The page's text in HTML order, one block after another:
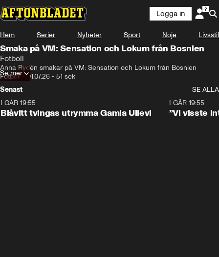
Logga in
Hem Serier Nyheter Sport Nöje Livsstil
Smaka på VM: Sensation och Lokum från Bosnien
Fotboll
Anna Rydén smakar på VM: Sensation och Lokum från Bosnien
Fotboll•01.07.26 • 51 sek
Se mer
Senast
SE ALLA
I GÅR 19:55
Blåvitt tvingas utrymma Gamla Ullevi
I GÅR 19:55
”Vi visste